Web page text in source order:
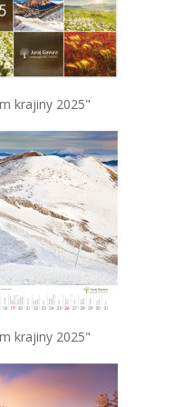
krajiny 2025"
krajiny 2025"